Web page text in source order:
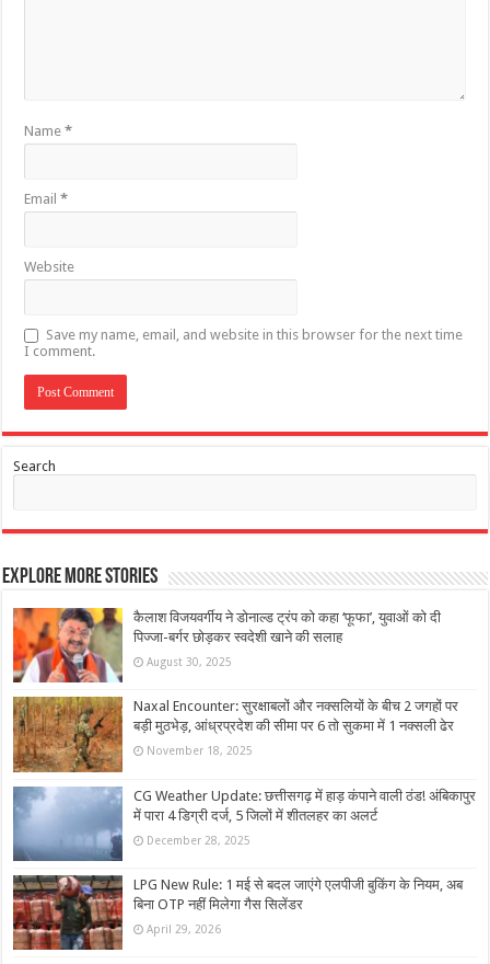
Name*
Email*
Website
Save my name, email, and website in this browser for the next time
I comment.
Search
Explore More Stories
कैलाश विजयवर्गीय ने डोनाल्ड ट्रंप को कहा ‘फूफा’, युवाओं को दी
पिज्जा-बर्गर छोड़कर स्‍वदेशी खाने की सलाह
August 30, 2025
Naxal Encounter: सुरक्षाबलों और नक्सलियों के बीच 2 जगहों पर
बड़ी मुठभेड़, आंध्रप्रदेश की सीमा पर 6 तो सुकमा में 1 नक्सली ढेर
November 18, 2025
CG Weather Update: छत्तीसगढ़ में हाड़ कंपाने वाली ठंड! अंबिकापुर
में पारा 4 डिग्री दर्ज, 5 जिलों में शीतलहर का अलर्ट
December 28, 2025
LPG New Rule: 1 मई से बदल जाएंगे एलपीजी बुकिंग के नियम, अब
बिना OTP नहीं मिलेगा गैस सिलेंडर
April 29, 2026